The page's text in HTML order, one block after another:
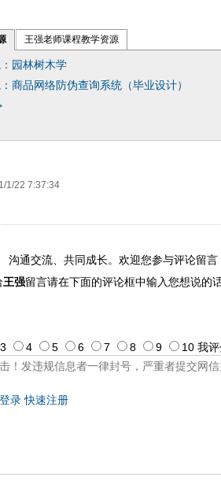
王强老师课程教学资源
园林树木学
商品网络防伪查询系统（毕业设计）
1/22 7:37:34
沟通交流、共同成长。欢迎您参与评论留言
王强留言请在下面的评论框中输入您想说的
登录 快速注册
3 4 5 6 7 8 9 10 我评